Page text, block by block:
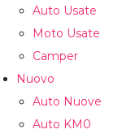
Auto Usate
Moto Usate
Camper
Nuovo
Auto Nuove
Auto KM0